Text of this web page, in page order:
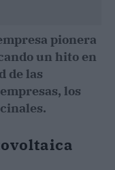
pionera
un hito en
de las
los